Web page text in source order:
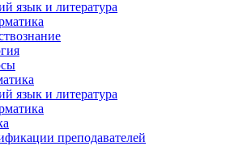
язык и литература
язык и литература
преподавателей